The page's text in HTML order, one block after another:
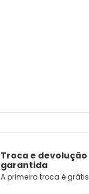
Troca e devolução
garantida
A primeira troca é grátis